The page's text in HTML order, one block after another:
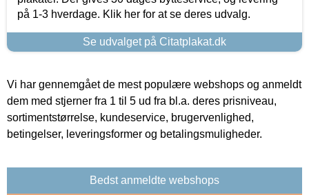
på 1-3 hverdage. Klik her for at se deres udvalg.
Se udvalget på Citatplakat.dk
Vi har gennemgået de mest populære webshops og anmeldt
dem med stjerner fra 1 til 5 ud fra bl.a. deres prisniveau,
sortimentstørrelse, kundeservice, brugervenlighed,
betingelser, leveringsformer og betalingsmuligheder.
Bedst anmeldte webshops